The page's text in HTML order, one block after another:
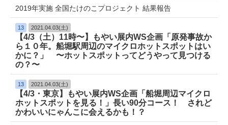
2019年実施 全国たけのこプロジェクト 結果報告
13 2021.04.03(土)
【4/3（土）11時〜】もやい展内WS企画「原発事故か
ら１０年。船堀駅周辺のマイクロホットスポットはい
かに？」 〜ホットスポットってどうやって見つける
の？〜
13 2021.04.03(土)
【4/3・東京】もやい展内WS企画「船堀周辺マイクロ
ホットスポットを見る！」長い90分コース！ されど
かわいいにゃんこに会えるかも！？